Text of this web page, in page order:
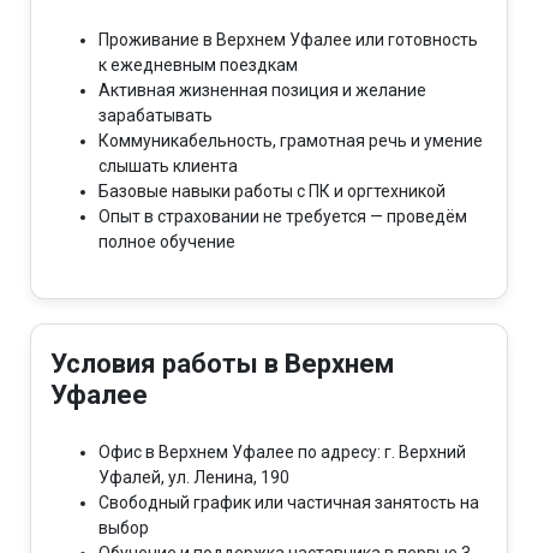
Проживание в Верхнем Уфалее или готовность
к ежедневным поездкам
Активная жизненная позиция и желание
зарабатывать
Коммуникабельность, грамотная речь и умение
слышать клиента
Базовые навыки работы с ПК и оргтехникой
Опыт в страховании не требуется — проведём
полное обучение
Условия работы в Верхнем
Уфалее
Офис в Верхнем Уфалее по адресу: г. Верхний
Уфалей, ул. Ленина, 190
Свободный график или частичная занятость на
выбор